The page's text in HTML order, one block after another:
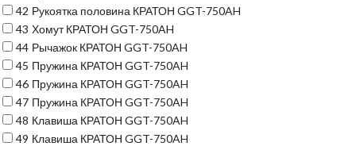
42 Рукоятка половина КРАТОН GGT-750AH
43 Хомут КРАТОН GGT-750AH
44 Рычажок КРАТОН GGT-750AH
45 Пружина КРАТОН GGT-750AH
46 Пружина КРАТОН GGT-750AH
47 Пружина КРАТОН GGT-750AH
48 Клавиша КРАТОН GGT-750AH
49 Клавиша КРАТОН GGT-750AH